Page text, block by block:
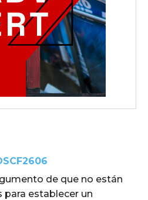
de que no están
para establecer un